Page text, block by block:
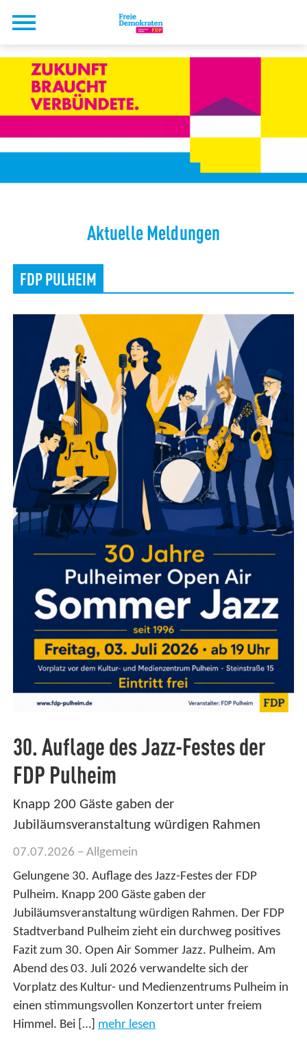
Aktuelle Meldungen
FDP PULHEIM
07.07.2026 Allgemein
30. Auflage des Jazz-Festes der
FDP Pulheim
Knapp 200 Gäste gaben der
Jubiläumsveranstaltung würdigen Rahmen
Gelungene 30. Auflage des Jazz-Festes der FDP
Pulheim. Knapp 200 Gäste gaben der
Jubiläumsveranstaltung würdigen Rahmen. Der FDP
Stadtverband Pulheim zieht ein durchweg positives
Fazit zum 30. Open Air Sommer Jazz. Pulheim. Am
Abend des 03. Juli 2026 verwandelte sich der
Vorplatz des Kultur- und Medienzentrums Pulheim in
einen stimmungsvollen Konzertort unter freiem
Himmel. Bei […] mehr lesen